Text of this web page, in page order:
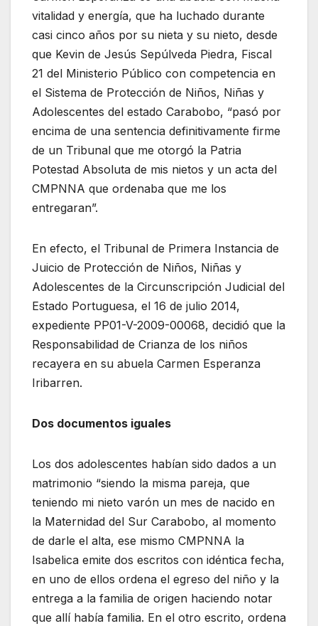
vitalidad y energía, que ha luchado durante
casi cinco años por su nieta y su nieto, desde
que Kevin de Jesús Sepúlveda Piedra, Fiscal
21 del Ministerio Público con competencia en
el Sistema de Protección de Niños, Niñas y
Adolescentes del estado Carabobo, “pasó por
encima de una sentencia definitivamente firme
de un Tribunal que me otorgó la Patria
Potestad Absoluta de mis nietos y un acta del
CMPNNA que ordenaba que me los
entregaran”.
En efecto, el Tribunal de Primera Instancia de
Juicio de Protección de Niños, Niñas y
Adolescentes de la Circunscripción Judicial del
Estado Portuguesa, el 16 de julio 2014,
expediente PP01-V-2009-00068, decidió que la
Responsabilidad de Crianza de los niños
recayera en su abuela Carmen Esperanza
Iribarren.
Dos documentos iguales
Los dos adolescentes habían sido dados a un
matrimonio “siendo la misma pareja, que
teniendo mi nieto varón un mes de nacido en
la Maternidad del Sur Carabobo, al momento
de darle el alta, ese mismo CMPNNA la
Isabelica emite dos escritos con idéntica fecha,
en uno de ellos ordena el egreso del niño y la
entrega a la familia de origen haciendo notar
que allí había familia. En el otro escrito, ordena